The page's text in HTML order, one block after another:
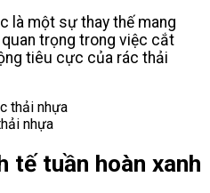
là một sự thay thế mang
trọng trong việc cắt
tiêu cực của rác thải
nhựa
tế tuần hoàn xanh